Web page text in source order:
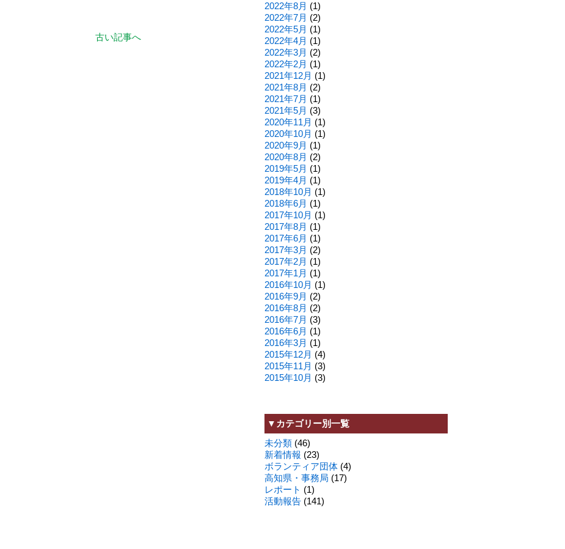
古い記事へ
2022年8月 (1)
2022年7月 (2)
2022年5月 (1)
2022年4月 (1)
2022年3月 (2)
2022年2月 (1)
2021年12月 (1)
2021年8月 (2)
2021年7月 (1)
2021年5月 (3)
2020年11月 (1)
2020年10月 (1)
2020年9月 (1)
2020年8月 (2)
2019年5月 (1)
2019年4月 (1)
2018年10月 (1)
2018年6月 (1)
2017年10月 (1)
2017年8月 (1)
2017年6月 (1)
2017年3月 (2)
2017年2月 (1)
2017年1月 (1)
2016年10月 (1)
2016年9月 (2)
2016年8月 (2)
2016年7月 (3)
2016年6月 (1)
2016年3月 (1)
2015年12月 (4)
2015年11月 (3)
2015年10月 (3)
▼カテゴリー別一覧
未分類 (46)
新着情報 (23)
ボランティア団体 (4)
高知県・事務局 (17)
レポート (1)
活動報告 (141)